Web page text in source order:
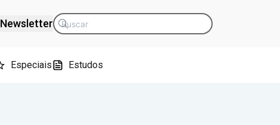
Newsletter
Especiais Estudos